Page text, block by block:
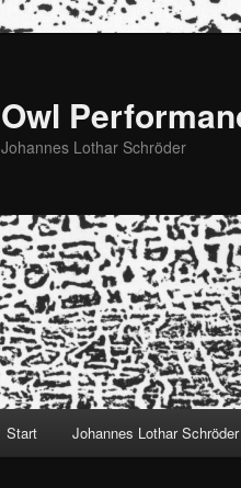
Owl
Johannes Lothar Schröder
Start Johannes Lothar Schröder